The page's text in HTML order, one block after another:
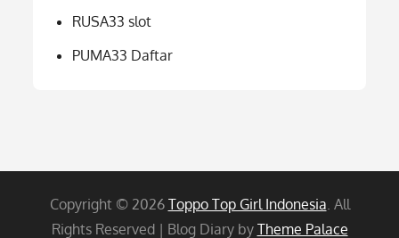
RUSA33 slot
PUMA33 Daftar
Copyright © 2026 Toppo Top Girl Indonesia. All
Rights Reserved | Blog Diary by Theme Palace